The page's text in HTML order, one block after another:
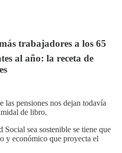
trabajadores a los 65
al año: la receta de
las pensiones nos dejan todavía
de libro.
Social sea sostenible se tiene que
y económico que proyecta el